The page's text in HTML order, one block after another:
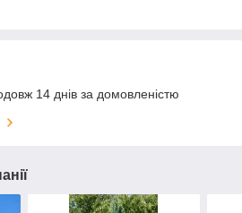
14 днів за домовленістю